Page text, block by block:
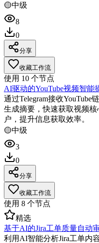
🟡中级
8
0
分享
收藏工作流
使用 10 个节点
AI驱动的YouTube视频智能
通过Telegram接收
生成摘要，快速获取视频核
户，提升信息获取效率。
🟡中级
3
0
分享
收藏工作流
使用 8 个节点
精选
基于AI的Jira工单质量自动
利用AI智能分析Jira工单内